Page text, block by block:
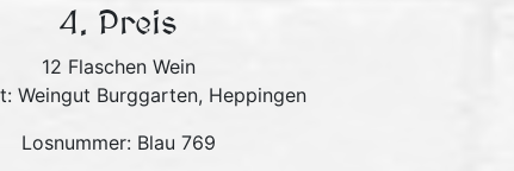
4. Preis
12 Flaschen Wein
Weingut Burggarten, Heppingen
Losnummer: Blau 769